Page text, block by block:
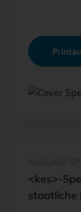
<kes>-
staatliche